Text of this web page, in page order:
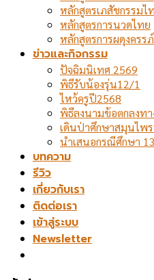
หลักสูตรเภสัชกรรมไ
หลักสูตรการนวดไทย
หลักสูตรการผดุงครร
ข่าวและกิจกรรม
ปัจฉิมนิเทศ 2569
พิธีรับน้องรุ่น12/1
ไหว้ครูปี2568
พิธีลงนามข้อตกลงทา
เดินป่าศึกษาสมุนไพ
นำเสนอกรณีศึกษา
บทความ
รีวิว
เกี่ยวกับเรา
ติดต่อเรา
เข้าสู่ระบบ
Newsletter